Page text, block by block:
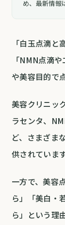
め、最新情報
「白玉点滴と
「NMN点滴
や美容目的で
美容クリニッ
ラセンタ、
ど、さまざま
供されています
一方で、美容
ら」「美白・
ら」という理